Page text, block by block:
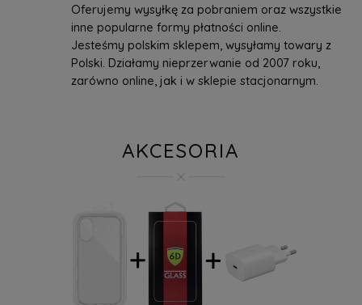
Oferujemy wysyłkę za pobraniem oraz wszystkie
inne popularne formy płatności online.
Jesteśmy polskim sklepem, wysyłamy towary z
Polski. Działamy nieprzerwanie od 2007 roku,
zarówno online, jak i w sklepie stacjonarnym.
AKCESORIA